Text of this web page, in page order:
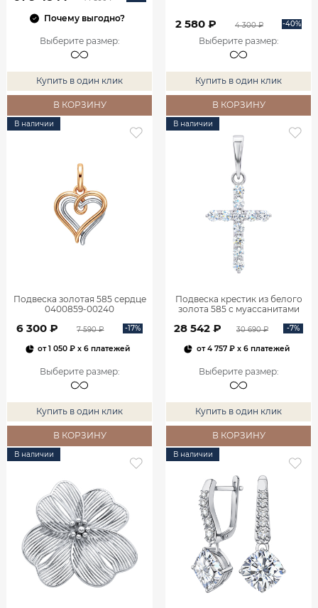
Почему выгодно?
Выберите размер:
Купить в один клик
В КОРЗИНУ
2 580 ₽ 4 300 ₽ -40%
Выберите размер:
Купить в один клик
В КОРЗИНУ
В наличии
Подвеска золотая 585 сердце
0400859-00240
6 300 ₽ 7 590 ₽ -17%
от1 050 ₽ x 6 платежей
Выберите размер:
Купить в один клик
В КОРЗИНУ
В наличии
Подвеска крестик из белого
золота 585 с муассанитами
28 542 ₽ 30 690 ₽ -7%
от4 757 ₽x 6 платежей
Выберите размер:
Купить в один клик
В КОРЗИНУ
В наличии В наличии